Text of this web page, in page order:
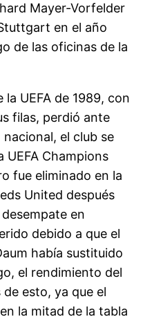
Mayer-Vorfelder
en el año
de las oficinas de la
la UEFA de 1989, con
filas, perdió ante
el club se
UEFA Champions
fue eliminado en la
United después
en
debido a que el
había sustituido
el rendimiento del
esto, ya que el
la mitad de la tabla